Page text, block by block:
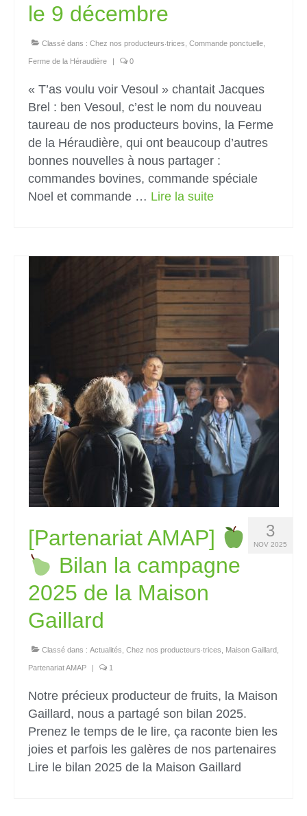
le 9 décembre
Classé dans : Chez nos producteurs‧trices Commande ponctuelle
Ferme de la Héraudière 0
« T’as voulu voir Vesoul » chantait Jacques
Brel : ben Vesoul, c’est le nom du nouveau
taureau de nos producteurs bovins, la Ferme
de la Héraudière, qui ont beaucoup d’autres
bonnes nouvelles à nous partager :
commandes bovines, commande spéciale
Noel et commande … Lire la suite­­
3
NOV 2025
[Partenariat AMAP]
Bilan la campagne
2025 de la Maison
Gaillard
Classé dans : Actualités Chez nos producteurs‧trices Maison Gaillard
Partenariat AMAP 1
Notre précieux producteur de fruits, la Maison
Gaillard, nous a partagé son bilan 2025.
Prenez le temps de le lire, ça raconte bien les
joies et parfois les galères de nos partenaires
Lire le bilan 2025 de la Maison Gaillard